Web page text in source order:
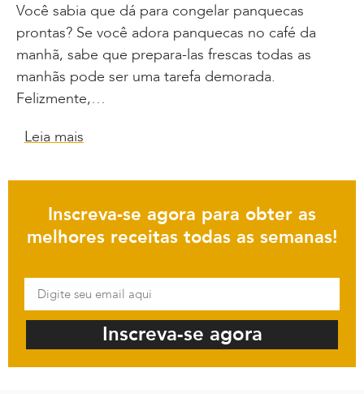
Você sabia que dá para congelar panquecas
prontas? Se você adora panquecas no café da
manhã, sabe que prepara-las frescas todas as
manhãs pode ser uma tarefa demorada.
Felizmente,…
Leia mais
Inscreva-se agora para obter as
melhores receitas todas as semanas!
Inscreva-se agora